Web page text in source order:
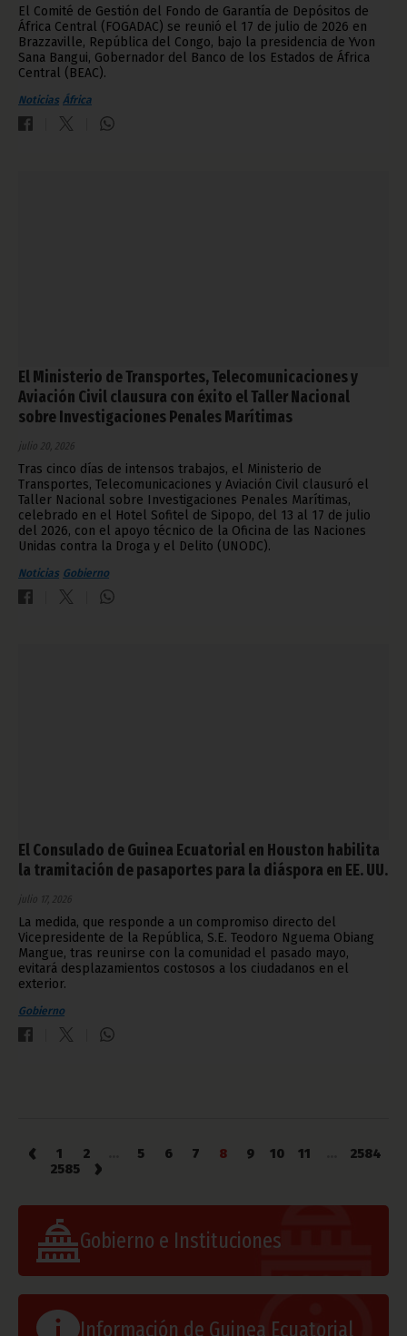
El Comité de Gestión del Fondo de Garantía de Depósitos de
África Central (FOGADAC) se reunió el 17 de julio de 2026 en
Brazzaville, República del Congo, bajo la presidencia de Yvon
Sana Bangui, Gobernador del Banco de los Estados de África
Central (BEAC).
Noticias África
El Ministerio de Transportes, Telecomunicaciones y
Aviación Civil clausura con éxito el Taller Nacional
sobre Investigaciones Penales Marítimas
julio 20, 2026
Tras cinco días de intensos trabajos, el Ministerio de
Transportes, Telecomunicaciones y Aviación Civil clausuró el
Taller Nacional sobre Investigaciones Penales Marítimas,
celebrado en el Hotel Sofitel de Sipopo, del 13 al 17 de julio
del 2026, con el apoyo técnico de la Oficina de las Naciones
Unidas contra la Droga y el Delito (UNODC).
Noticias Gobierno
El Consulado de Guinea Ecuatorial en Houston habilita
la tramitación de pasaportes para la diáspora en EE. UU.
julio 17, 2026
La medida, que responde a un compromiso directo del
Vicepresidente de la República, S.E. Teodoro Nguema Obiang
Mangue, tras reunirse con la comunidad el pasado mayo,
evitará desplazamientos costosos a los ciudadanos en el
exterior.
Gobierno
‹ 1 2 5 6 7 8 9 10 11
2584
2585
›
Gobierno e Instituciones
Información de Guinea Ecuatorial